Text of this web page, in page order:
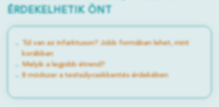
ÉRDEKELHETIK ÖNT
Túl van az infarktuson? Jobb formában lehet, mint
korábban
Melyik a legjobb étrend?
8 módszer a testsúlycsökkentés érdekében